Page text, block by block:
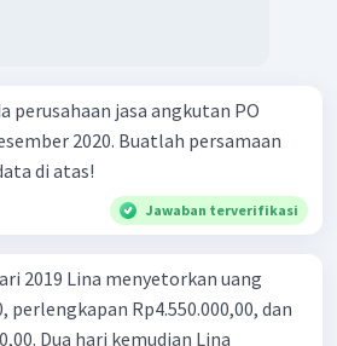
perusahaan jasa angkutan PO
Buatlah persamaan
di atas!
Jawaban terverifikasi
2019 Lina menyetorkan uang
perlengkapan Rp4.550.000,00, dan
Dua hari kemudian Lina